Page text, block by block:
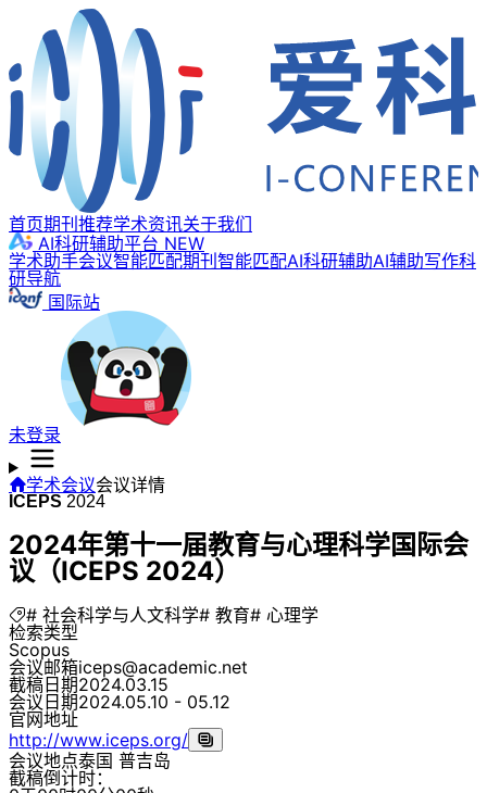
首页期刊推荐学术资讯关于我们
AI科研辅助平台 NEW
学术助手会议智能匹配期刊智能匹配AI科研辅助AI辅助写作科
研导航
国际站
未登录
学术会议会议详情
ICEPS 2024
2024年第十一届教育与心理科学国际会
议（ICEPS 2024）
# 社会科学与人文科学# 教育# 心理学
检索类型
Scopus
会议邮箱iceps@academic.net
截稿日期2024.03.15
会议日期2024.05.10 - 05.12
官网地址
http://www.iceps.org/
会议地点泰国 普吉岛
截稿倒计时：